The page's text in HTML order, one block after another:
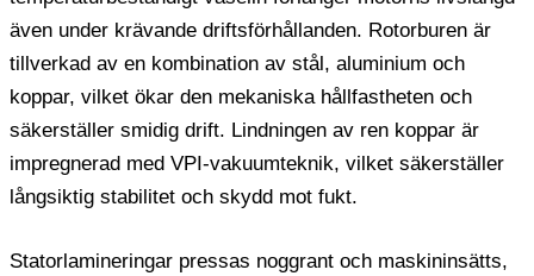
även under krävande driftsförhållanden. Rotorburen är
tillverkad av en kombination av stål, aluminium och
koppar, vilket ökar den mekaniska hållfastheten och
säkerställer smidig drift. Lindningen av ren koppar är
impregnerad med VPI-vakuumteknik, vilket säkerställer
långsiktig stabilitet och skydd mot fukt.
Statorlamineringar pressas noggrant och maskininsätts,